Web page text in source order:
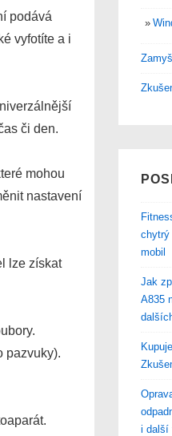
podává
vyfotíte a i
či den.
mohou
nastavení
lze získat
pazvuky).
chytrý
mobil
Jak
A835
i další